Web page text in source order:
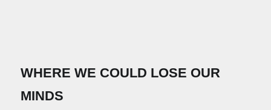
WHERE WE COULD LOSE OUR
MINDS